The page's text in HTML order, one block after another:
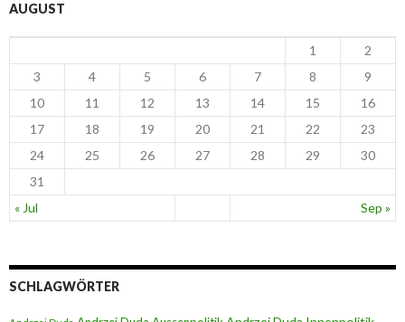
AUGUST
« Jul Sep »
1
2
3
4 5 6 7 8
9
10
11 12 13 14 15
16
17
18 19 20 21 22
23
24
25 26 27 28 29
30
31
SCHLAGWÖRTER